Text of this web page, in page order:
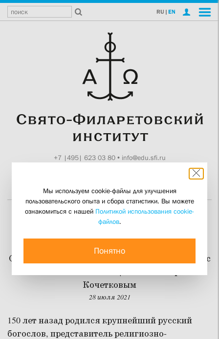
RU | EN
+7 |495| 623 03 80• info@edu.sfi.ru
Богослов эпохи модерна
О протоиерее Сергии Булгакове – из интервью с
основателем СФИ священником Георгием
Кочетковым
28 июля 2021
150 лет назад родился крупнейший русский
богослов, представитель религиозно-
Мы используем cookie-файлы для улучшения
пользовательского опыта и сбора статистики. Вы можете
ознакомиться с нашей Политикой использования cookie-
файлов.
Понятно